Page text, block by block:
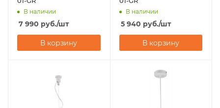
В наличии
7 990 руб./шт
В корзину
В наличии
5 940 руб./шт
В корзину